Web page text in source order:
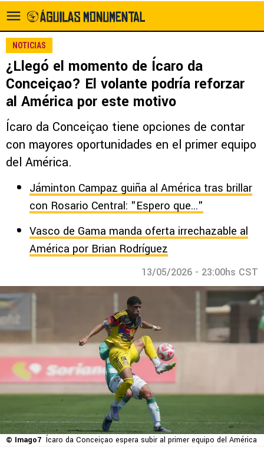
NOTICIAS
¿Llegó el momento de Ícaro da
Conceiçao? El volante podría reforzar
al América por este motivo
Ícaro da Conceiçao tiene opciones de contar
con mayores oportunidades en el primer equipo
del América.
Jáminton Campaz guiña al América tras brillar
con Rosario Central: "Espero que..."
Vasco de Gama manda oferta irrechazable al
América por Brian Rodríguez
13/05/2026 - 23:00hs CST
© Imago7 Ícaro da Conceiçao espera subir al primer equipo del América